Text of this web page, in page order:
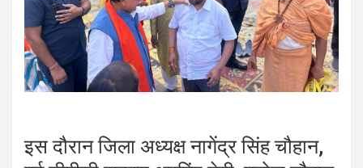
इस दौरान जिला अध्यक्ष नागेंद्र सिंह चौहान,